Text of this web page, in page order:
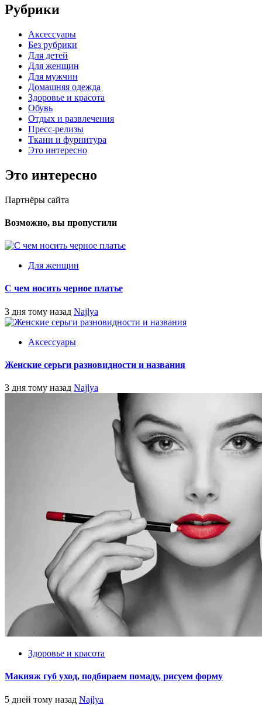
Рубрики
Аксессуары
Без рубрики
Для детей
Для женщин
Для мужчин
Домашняя одежда
Здоровье и красота
Обувь
Отдых и развлечения
Пресс-релизы
Ткани и фурнитура
Это интересно
Это интересно
Партнёры сайта
Возможно, вы пропустили
Для женщин
С чем носить черное платье
3 дня тому назад Najlya
Аксессуары
Женские серьги разновидности и названия
3 дня тому назад Najlya
Здоровье и красота
Макияж губ уход, подбираем помаду, рисуем форму
5 дней тому назад Najlya